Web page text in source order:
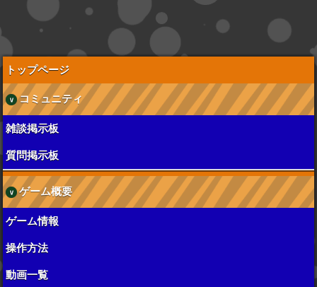
トップページ
コミュニティ
雑談掲示板
質問掲示板
ゲーム概要
ゲーム情報
操作方法
動画一覧